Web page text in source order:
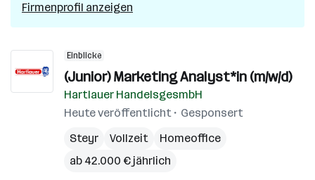
Firmenprofil anzeigen
Einblicke
(Junior) Marketing Analyst*in (m/w/d)
Hartlauer HandelsgesmbH
Heute veröffentlicht
Gesponsert
Steyr
Vollzeit
Homeoffice
ab 42.000 € jährlich